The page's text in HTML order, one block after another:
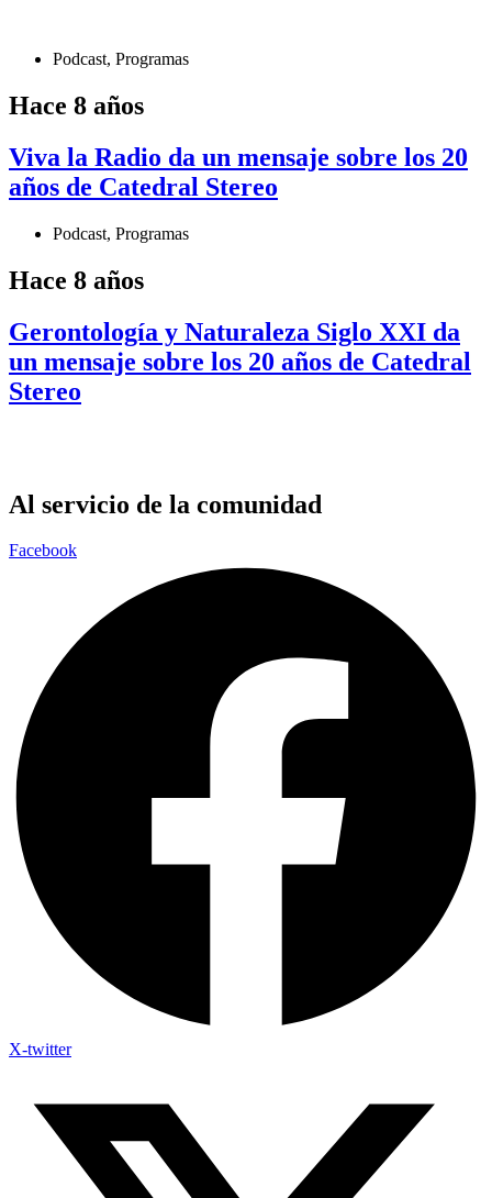
Podcast, Programas
Hace 8 años
Viva la Radio da un mensaje sobre los 20
años de Catedral Stereo
Podcast, Programas
Hace 8 años
Gerontología y Naturaleza Siglo XXI da
un mensaje sobre los 20 años de Catedral
Stereo
Al servicio de la comunidad
Facebook
X-twitter